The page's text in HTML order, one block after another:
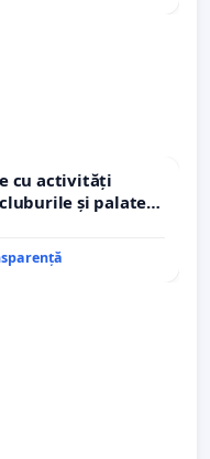
cu activități
și palatele